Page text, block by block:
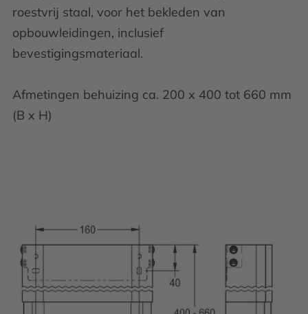
roestvrij staal, voor het bekleden van
opbouwleidingen, inclusief
bevestigingsmateriaal.
Afmetingen behuizing ca. 200 x 400 tot 660 mm
(B x H)